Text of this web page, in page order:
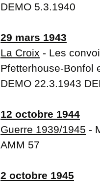
DEMO 5.3.1940
29 mars 1943
La Croix - Les
Pfetterhouse-Bonfol
DEMO 22.3.1943
12 octobre 1944
Guerre 1939/1945 -
AMM 57
2 octobre 1945